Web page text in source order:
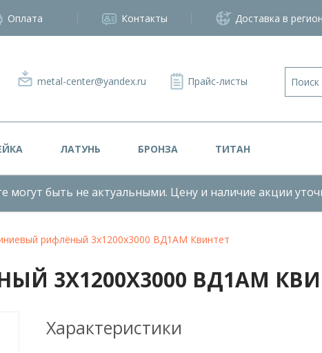
Оплата Контакты Доставка в
metal-center@yandex.ru Прайс-листы
ЛАТУНЬ БРОНЗА ТИТАН
могут быть не актуальными. Цену и наличие акции
рифлёный 3х1200х3000 ВД1АМ Квинтет
3Х1200Х3000 ВД1АМ
Характеристики